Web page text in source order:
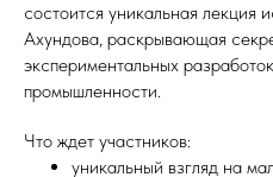
состоится уникальная лекция
Ахундова, раскрывающая
экспериментальных
промышленности.
Что ждет участников:
уникальный взгляд на